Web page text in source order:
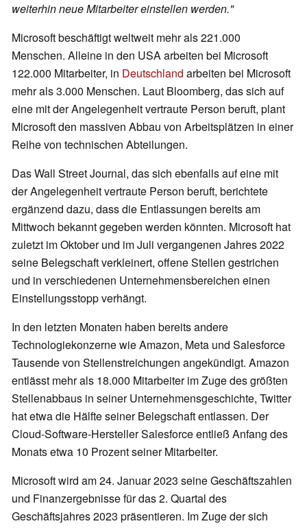
weiterhin neue Mitarbeiter einstellen werden."
Microsoft beschäftigt weltweit mehr als 221.000
Menschen. Alleine in den USA arbeiten bei Microsoft
122.000 Mitarbeiter, in Deutschland arbeiten bei Microsoft
mehr als 3.000 Menschen. Laut Bloomberg, das sich auf
eine mit der Angelegenheit vertraute Person beruft, plant
Microsoft den massiven Abbau von Arbeitsplätzen in einer
Reihe von technischen Abteilungen.
Das Wall Street Journal, das sich ebenfalls auf eine mit
der Angelegenheit vertraute Person beruft, berichtete
ergänzend dazu, dass die Entlassungen bereits am
Mittwoch bekannt gegeben werden könnten. Microsoft hat
zuletzt im Oktober und im Juli vergangenen Jahres 2022
seine Belegschaft verkleinert, offene Stellen gestrichen
und in verschiedenen Unternehmensbereichen einen
Einstellungsstopp verhängt.
In den letzten Monaten haben bereits andere
Technologiekonzerne wie Amazon, Meta und Salesforce
Tausende von Stellenstreichungen angekündigt. Amazon
entlässt mehr als 18.000 Mitarbeiter im Zuge des größten
Stellenabbaus in seiner Unternehmensgeschichte, Twitter
hat etwa die Hälfte seiner Belegschaft entlassen. Der
Cloud-Software-Hersteller Salesforce entließ Anfang des
Monats etwa 10 Prozent seiner Mitarbeiter.
Microsoft wird am 24. Januar 2023 seine Geschäftszahlen
und Finanzergebnisse für das 2. Quartal des
Geschäftsjahres 2023 präsentieren. Im Zuge der sich